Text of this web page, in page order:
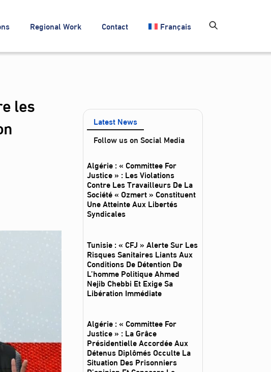
Regional Work Contact Français
les
Latest News
Follow us on Social Media
Algérie : « Committee For
Justice » : Les Violations
Contre Les Travailleurs De La
Société « Ozmert » Constituent
Une Atteinte Aux Libertés
Syndicales
Tunisie : « CFJ » Alerte Sur Les
Risques Sanitaires Liants Aux
Conditions De Détention De
L’homme Politique Ahmed
Nejib Chebbi Et Exige Sa
Libération Immédiate
Algérie : « Committee For
Justice » : La Grâce
Présidentielle Accordée Aux
Détenus Diplômés Occulte La
Situation Des Prisonniers